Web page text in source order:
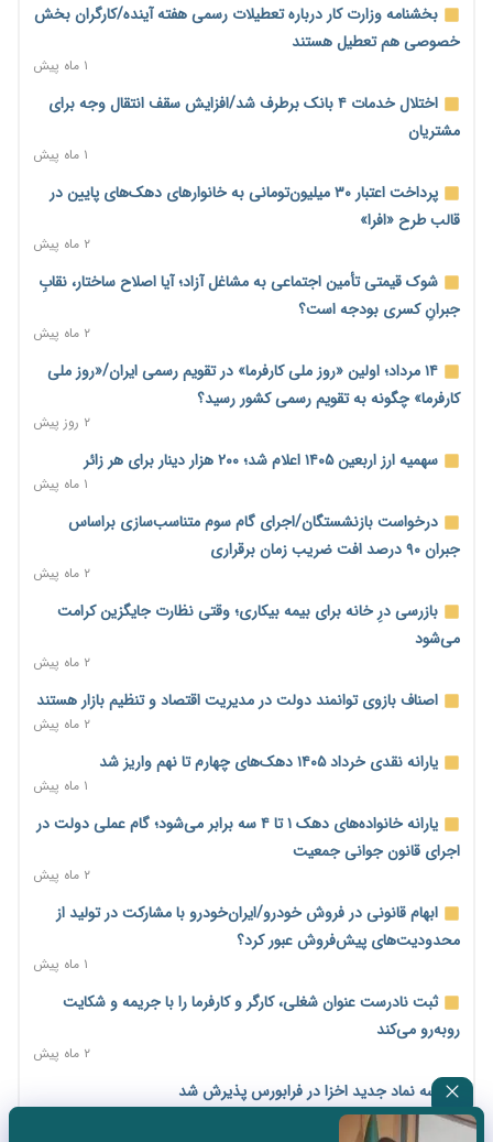
احتمال اختلال ۲۴ ساعته در سامانه‌های تأمین اجتماعی
۲ روز پیش
آغاز اجرای پایلوت «ردا کارت» برای دانشجویان تحصیلات تکمیلی
محدودیت تازه برای شبکه بانکی؛ افزایش سپرده قانونی با هدف
کنترل تورم
ترمز تولید خودرو کشیده شد؛ افت ۲۵ درصدی تیراژ ایران‌خودرو،
سایپا و پارس‌خودرو
۲ روز پیش
نماینده مجلس: توسعه مرزهای زمینی به راهبرد تأمین کالاهای
خانه کارگر قزوین: شکاف دستمزد و هزینه معیشت هر روز عمیق‌تر
می‌شود
رئیس سازمان امور مالیاتی: بلاگرهای پردرآمد مشمول پرداخت
مالیات هستند
پیش‌بینی افزایش تولید برنج؛ نیاز وارداتی کشور به ۵۰۰ هزار تن
کاهش می‌یابد
۲ روز پیش
اختیارات جدید گمرکات برای تمدید ورود موقت کالا و خودرو تا
مرحله سیزدهم کالابرگ در سایه تورم؛ قدرت خرید یارانه یک‌میلیونی
۱۴ مرداد؛ اولین «روز ملی کارفرما» در تقویم رسمی ایران/«روز ملی
بخشنامه وزارت کار درباره تعطیلات رسمی هفته آینده/کارگران بخش
خصوصی هم تعطیل هستند
۱ ماه پیش
اختلال خدمات ۴ بانک برطرف شد/افزایش سقف انتقال وجه برای
مشتریان
۱ ماه پیش
پرداخت اعتبار ۳۰ میلیون‌تومانی به خانوارهای دهک‌های پایین در
قالب طرح «افرا»
۲ ماه پیش
شوک قیمتی تأمین اجتماعی به مشاغل آزاد؛ آیا اصلاح ساختار، نقابِ
جبرانِ کسری بودجه است؟
۲ ماه پیش
۱۴ مرداد؛ اولین «روز ملی کارفرما» در تقویم رسمی ایران/«روز ملی
کارفرما» چگونه به تقویم رسمی کشور رسید؟
۲ روز پیش
سهمیه ارز اربعین ۱۴۰۵ اعلام شد؛ ۲۰۰ هزار دینار برای هر زائر
۱ ماه پیش
درخواست بازنشستگان/اجرای گام سوم متناسب‌سازی براساس
جبران ۹۰ درصد افت ضریب زمان برقراری
۲ ماه پیش
بازرسی درِ خانه برای بیمه بیکاری؛ وقتی نظارت جایگزین کرامت
می‌شود
۲ ماه پیش
اصناف بازوی توانمند دولت در مدیریت اقتصاد و تنظیم بازار هستند
۲ ماه پیش
یارانه نقدی خرداد ۱۴۰۵ دهک‌های چهارم تا نهم واریز شد
۱ ماه پیش
یارانه خانواده‌های دهک ۱ تا ۴ سه برابر می‌شود؛ گام عملی دولت در
اجرای قانون جوانی جمعیت
۲ ماه پیش
ابهام قانونی در فروش خودرو/ایران‌خودرو با مشارکت در تولید از
محدودیت‌های پیش‌فروش عبور کرد؟
۱ ماه پیش
ثبت نادرست عنوان شغلی، کارگر و کارفرما را با جریمه و شکایت
روبه‌رو می‌کند
۲ ماه پیش
سه نماد جدید اخزا در فرابورس پذیرش شد